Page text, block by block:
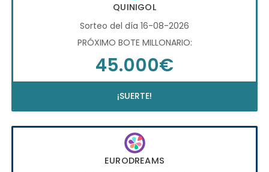
QUINIGOL
Sorteo del día 16-08-2026
PRÓXIMO BOTE MILLONARIO:
45.000€
¡SUERTE!
EURODREAMS